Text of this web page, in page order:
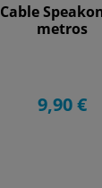
Cable
metros
9,90 €